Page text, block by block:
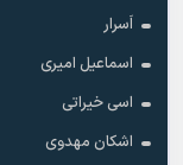
اَسرار
اسماعیل امیری
اسی خیراتی
اشکان مهدوى